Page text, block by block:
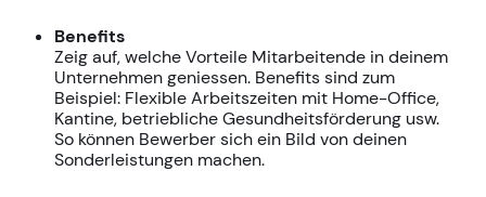
Benefits
Zeig auf, welche Vorteile Mitarbeitende in deinem
Unternehmen geniessen. Benefits sind zum
Beispiel: Flexible Arbeitszeiten mit Home-Office,
Kantine, betriebliche Gesundheitsförderung usw.
So können Bewerber sich ein Bild von deinen
Sonderleistungen machen.